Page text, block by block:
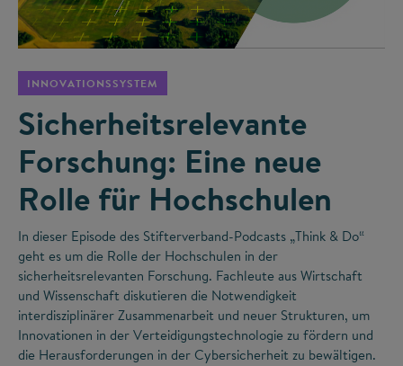
INNOVATIONSSYSTEM
Sicherheitsrelevante
Forschung: Eine neue
Rolle für Hochschulen
In dieser Episode des Stifterverband-Podcasts „Think & Do“
geht es um die Rolle der Hochschulen in der
sicherheitsrelevanten Forschung. Fachleute aus Wirtschaft
und Wissenschaft diskutieren die Notwendigkeit
interdisziplinärer Zusammenarbeit und neuer Strukturen, um
Innovationen in der Verteidigungstechnologie zu fördern und
die Herausforderungen in der Cybersicherheit zu bewältigen.